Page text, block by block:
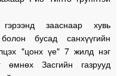
зааснаар хувь
бусад санхүүгийн
"цонх үе" 7 жилд нэг
өмнөх Засгийн газрууд